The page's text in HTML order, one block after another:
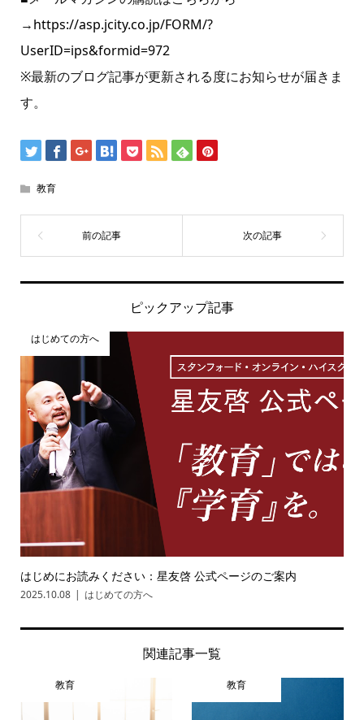
→https://asp.jcity.co.jp/FORM/?
UserID=ips&formid=972
※最新のブログ記事が更新される度にお知らせが届きま
す。
教育
ピックアップ記事
はじめての方へ
はじめにお読みください：星友啓 公式ページのご案内
2025.10.08 はじめての方へ
関連記事一覧
教育 教育